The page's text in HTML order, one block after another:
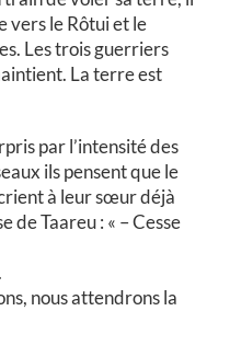
vers le Rôtui et le
Les trois guerriers
La terre est
par l’intensité des
ils pensent que le
à leur sœur déjà
de Taareu : « – Cesse
nous attendrons la